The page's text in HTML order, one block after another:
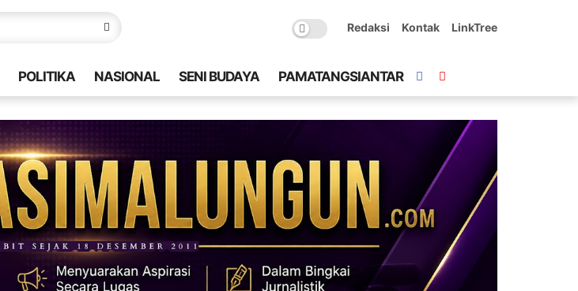
Redaksi Kontak LinkTree
POLITIKA NASIONAL SENI BUDAYA PAMATANGSIANTAR